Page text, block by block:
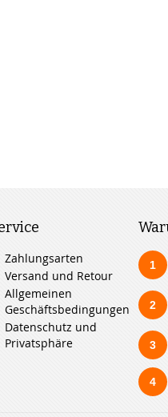
Zahlungsarten
Versand und Retour
Allgemeinen
Geschäftsbedingungen
Datenschutz und
Privatsphäre
1
2
3
4